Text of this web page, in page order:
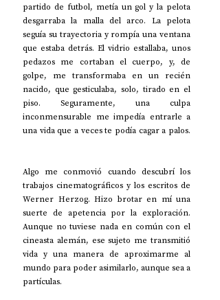
partido de futbol, metía un gol y la pelota
desgarraba la malla del arco. La pelota
seguía su trayectoria y rompía una ventana
que estaba detrás. El vidrio estallaba, unos
pedazos me cortaban el cuerpo, y, de
golpe, me transformaba en un recién
nacido, que gesticulaba, solo, tirado en el
piso. Seguramente, una culpa
inconmensurable me impedía entrarle a
una vida que a veces te podía cagar a palos.
Algo me conmovió cuando descubrí los
trabajos cinematográficos y los escritos de
Werner Herzog. Hizo brotar en mí una
suerte de apetencia por la exploración.
Aunque no tuviese nada en común con el
cineasta alemán, ese sujeto me transmitió
vida y una manera de aproximarme al
mundo para poder asimilarlo, aunque sea a
partículas.